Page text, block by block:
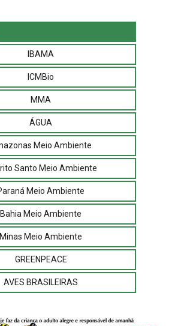
IBAMA
ICMBio
MMA
ÁGUA
Meio Ambiente
Santo Meio Ambiente
Meio Ambiente
Bahia Meio Ambiente
Minas Meio Ambiente
GREENPEACE
AVES BRASILEIRAS